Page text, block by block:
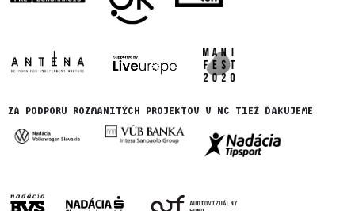
ZA PODPORU ROZMANITÝCH PROJEKTOV V NC TIEŽ ĎAKUJEME